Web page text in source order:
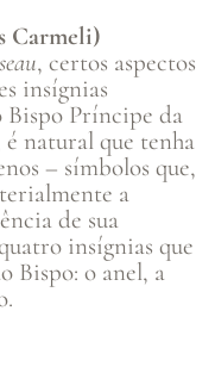
Carmeli)
, certos aspectos
insígnias
Bispo Príncipe da
é natural que tenha
– símbolos que,
a
de sua
insígnias que
Bispo: o anel, a